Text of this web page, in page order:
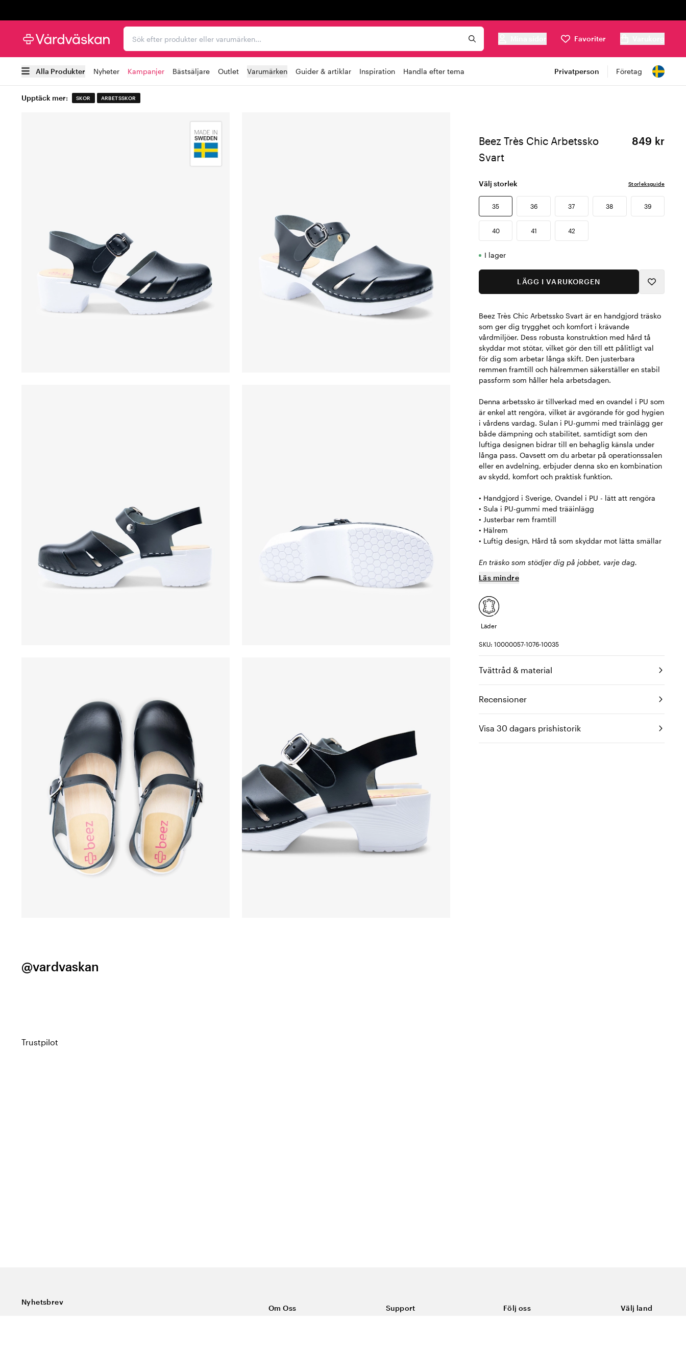
Sök efter produkter eller varumärken...
Favoriter
Alla Produkter Nyheter Kampanjer Bästsäljare Outlet Varumärken Guider & artiklar Inspiration Handla efter tema Privatperson Företag
Upptäck mer: SKOR ARBETSSKOR
Beez Très Chic Arbetssko
Svart
849 kr
Välj storlek Storleksguide
35 36 37 38 39
40 41 42
I lager
LÄGG I VARUKORGEN
Beez Très Chic Arbetssko Svart är en handgjord träsko
som ger dig trygghet och komfort i krävande
vårdmiljöer. Dess robusta konstruktion med hård tå
skyddar mot stötar, vilket gör den till ett pålitligt val
för dig som arbetar långa skift. Den justerbara
remmen framtill och hälremmen säkerställer en stabil
passform som håller hela arbetsdagen.
Denna arbetssko är tillverkad med en ovandel i PU som
är enkel att rengöra, vilket är avgörande för god hygien
i vårdens vardag. Sulan i PU-gummi med träinlägg ger
både dämpning och stabilitet, samtidigt som den
luftiga designen bidrar till en behaglig känsla under
långa pass. Oavsett om du arbetar på operationssalen
eller en avdelning, erbjuder denna sko en kombination
av skydd, komfort och praktisk funktion.
• Handgjord i Sverige, Ovandel i PU - lätt att rengöra
• Sula i PU-gummi med trääinlägg
• Justerbar rem framtill
• Hälrem
• Luftig design, Hård tå som skyddar mot lätta smällar
En träsko som stödjer dig på jobbet, varje dag.
Läs mindre
Läder
SKU: 10000057-1076-10035
Tvättråd & material
Recensioner
Visa 30 dagars prishistorik
@vardvaskan
Trustpilot
Nyhetsbrev
Om Oss Support Följ oss Välj land